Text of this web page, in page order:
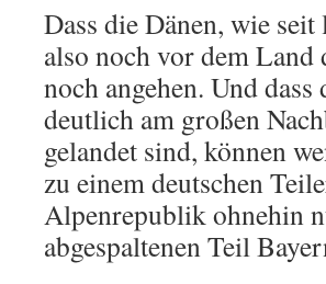
Dass die Dänen, wie
also noch vor dem
noch angehen. Und
deutlich am großen
gelandet sind, können
zu einem deutschen
Alpenrepublik ohnehin
abgespaltenen Teil